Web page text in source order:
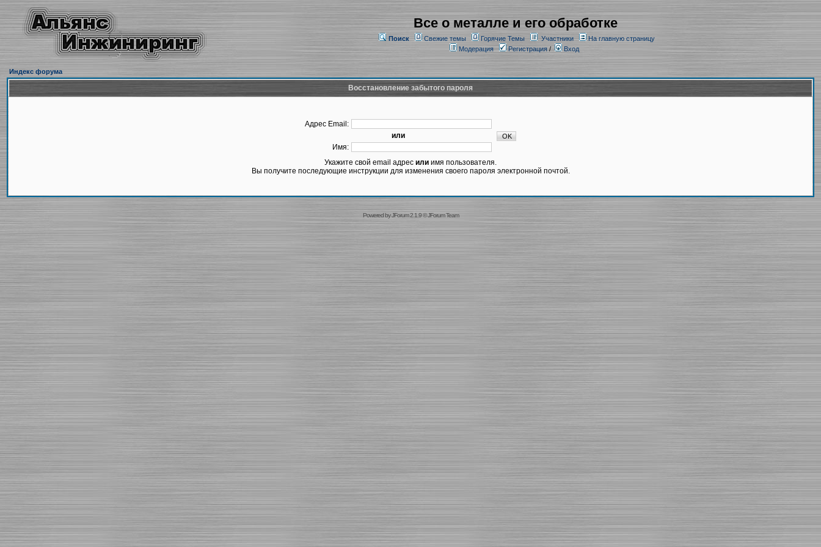
Все о металле и его обработке
Поиск Свежие темы Горячие Темы Участники
На главную страницу
Модерация
Регистрация/ Вход
Индекс форума
Восстановление забытого пароля
Адрес Email:
или
Имя:
Укажите свой email адрес или имя пользователя.
Вы получите последующие инструкции для изменения своего пароля электронной почтой.
Powered byJForum 2.1.9©JForum Team